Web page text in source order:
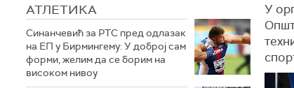
АТЛЕТИКА
Синанчевић за РТС пред одлазак
на ЕП у Бирмингему: У доброј сам
форми, желим да се борим на
високом нивоу
У